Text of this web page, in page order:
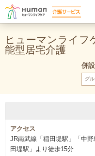
ヒューマンライフ
能型居宅介護
併
グ
アクセス
JR南武線「稲田堤駅」「中
田堤駅」より徒歩15分